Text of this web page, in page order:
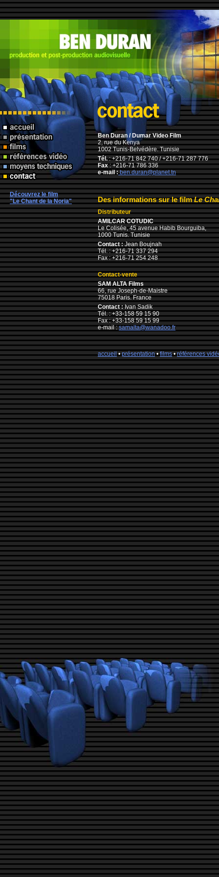
Découvrez le film
"Le Chant de la Noria"
Ben Duran / Dumar Video Film
2, rue du Kenya
1002 Tunis-Belvédère. Tunisie
Tél.: +216-71 842 740 / +216-71 287 776
Fax: +216-71 786 336
e-mail :ben.duran@planet.tn
Des informations sur le filmLe
Distributeur
AMILCAR COTUDIC
Le Colisée, 45 avenue Habib Bourguiba,
1000 Tunis. Tunisie
Contact :Jean Boujnah
Tél. : +216-71 337 294
Fax : +216-71 254 248
Contact-vente
SAM ALTA Films
66, rue Joseph-de-Maistre
75018 Paris. France
Contact :Ivan Sadik
Tél. : +33-158 59 15 90
Fax : +33-158 59 15 99
e-mail :samalta@wanadoo.fr
accueil•présentation•films•références